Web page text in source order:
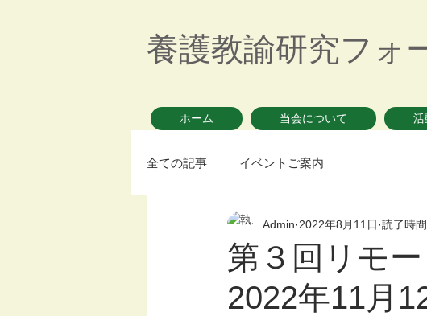
養護教諭研究フォ
ホーム 当会について 活
全ての記事 イベントご案内
第３回リモ
2022年11月
Admin 2022年8月11日 読了時